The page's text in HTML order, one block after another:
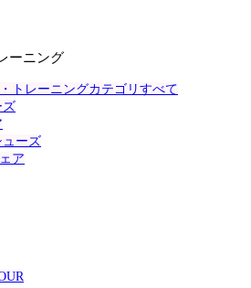
ーニング
トレーニングカテゴリすべて
ズ
ューズ
ア